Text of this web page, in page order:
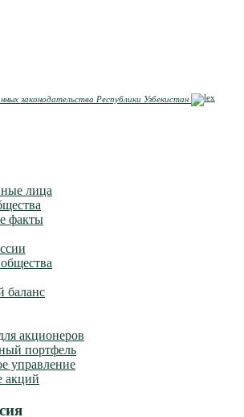
законодательства Республики Узбекистан
лица
факты
баланс
акционеров
портфель
управление
акций